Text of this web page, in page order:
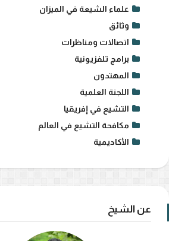
علماء الشيعة في الميزان
وثائق
اتصالات ومناظرات
برامج تلفزيونية
المهتدون
اللجنة العلمية
التشيع في إفريقيا
مكافحة التشيع في العالم
الأكاديمية
عن الشيخ